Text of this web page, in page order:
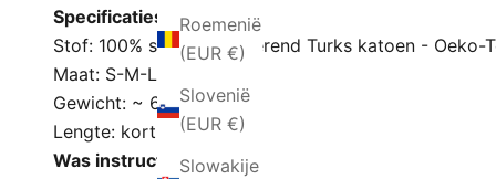
Roemenië
(EUR €)
Slovenië
(EUR €)
Slowakije
Specificaties
Stof: 100% superabsorberend Turks katoen - Oeko-
Maat: S-M-L-XL
Gewicht: ~ 650 gram
Lengte: kort
Was instructies